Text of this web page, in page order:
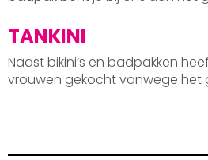
TANKINI
Naast bikini’s en badpakken
vrouwen gekocht vanwege het